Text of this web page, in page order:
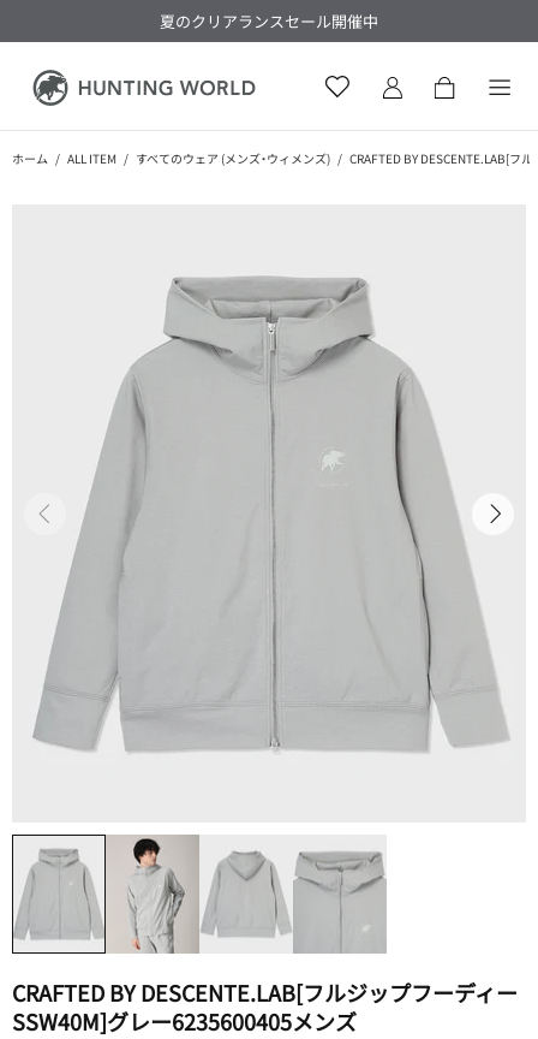
夏のクリアランスセール開催中
ホーム ALL ITEM すべてのウェア (メンズ・ウィメンズ) CRAFTED BY DESCENTE.LAB[フ
CRAFTED BY DESCENTE.LAB[フルジップフーディー
SSW40M]グレー6235600405メンズ